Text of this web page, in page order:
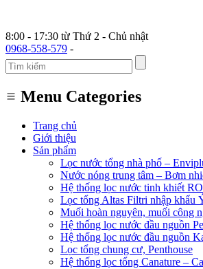
8:00 - 17:30 từ Thứ 2 - Chủ nhật
0968-558-579 -
Menu Categories
Trang chủ
Giới thiệu
Sản phẩm
Lọc nước tổng nhà phố –
Nước nóng trung tâm – Bơm
Hệ thống lọc nước tinh khiết
Lọc tổng Altas Filtri nhập khẩu
Muối hoàn nguyên, muối công
Hệ thống lọc nước đầu nguồn
Hệ thống lọc nước đầu nguồn
Lọc tổng chung cư, Penthouse
Hệ thống lọc tổng Canature –